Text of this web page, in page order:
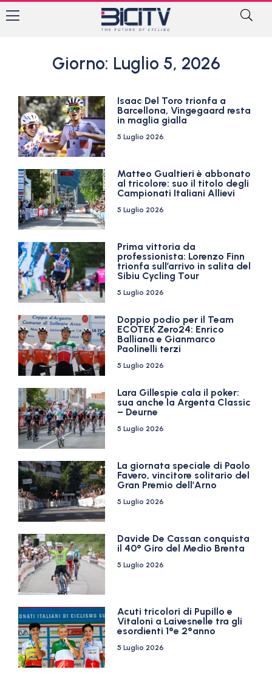
Giorno: Luglio 5, 2026
Isaac Del Toro trionfa a
Barcellona, Vingegaard resta
in maglia gialla
5 Luglio 2026
Matteo Gualtieri è abbonato
al tricolore: suo il titolo degli
Campionati Italiani Allievi
5 Luglio 2026
Prima vittoria da
professionista: Lorenzo Finn
trionfa sull’arrivo in salita del
Sibiu Cycling Tour
5 Luglio 2026
Doppio podio per il Team
ECOTEK Zero24: Enrico
Balliana e Gianmarco
Paolinelli terzi
5 Luglio 2026
Lara Gillespie cala il poker:
sua anche la Argenta Classic
– Deurne
5 Luglio 2026
La giornata speciale di Paolo
Favero, vincitore solitario del
Gran Premio dell’Arno
5 Luglio 2026
Davide De Cassan conquista
il 40° Giro del Medio Brenta
5 Luglio 2026
Acuti tricolori di Pupillo e
Vitaloni a Laivesnelle tra gli
esordienti 1°e 2°anno
5 Luglio 2026